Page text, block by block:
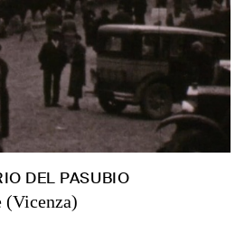
DEL PASUBIO
(Vicenza)